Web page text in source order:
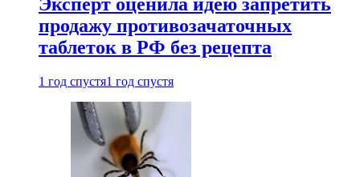
продажу противозачаточных
таблеток в РФ без рецепта
1 год спустя1 год спустя